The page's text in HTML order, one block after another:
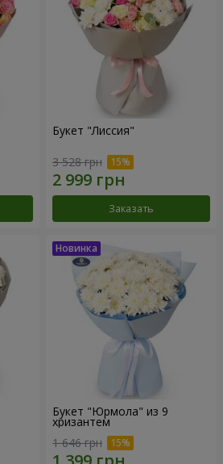
Букет "Лиссия"
3 528 грн
Заказать
Букет "Юрмола" из 9
хризантем
1 646 грн